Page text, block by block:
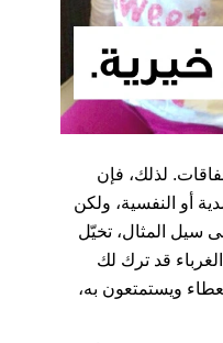
لذلك، فإن
أو النفسية، ولكن
سيل المثال، تخيّل
قد ترك لك
ويستمتعون به،